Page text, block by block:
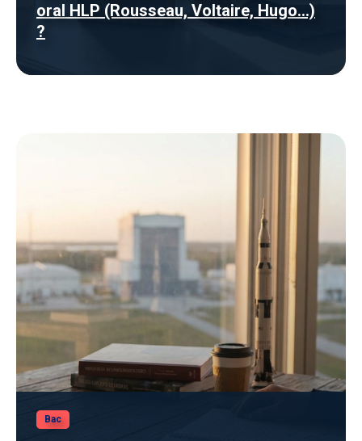
oral HLP (Rousseau, Voltaire, Hugo…)
?
Bac